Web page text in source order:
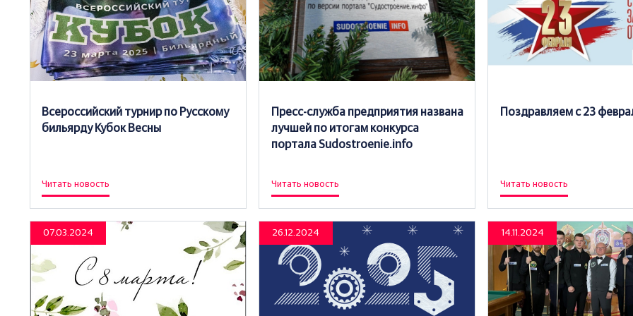
Всероссийский турнир по Русскому
бильярду Кубок Весны
Читать новость
Пресс-служба предприятия названа
лучшей по итогам конкурса
портала Sudostroenie.info
Читать новость
Поздравляем с 23
Читать новость
07.03.2024 26.12.2024 14.11.2024